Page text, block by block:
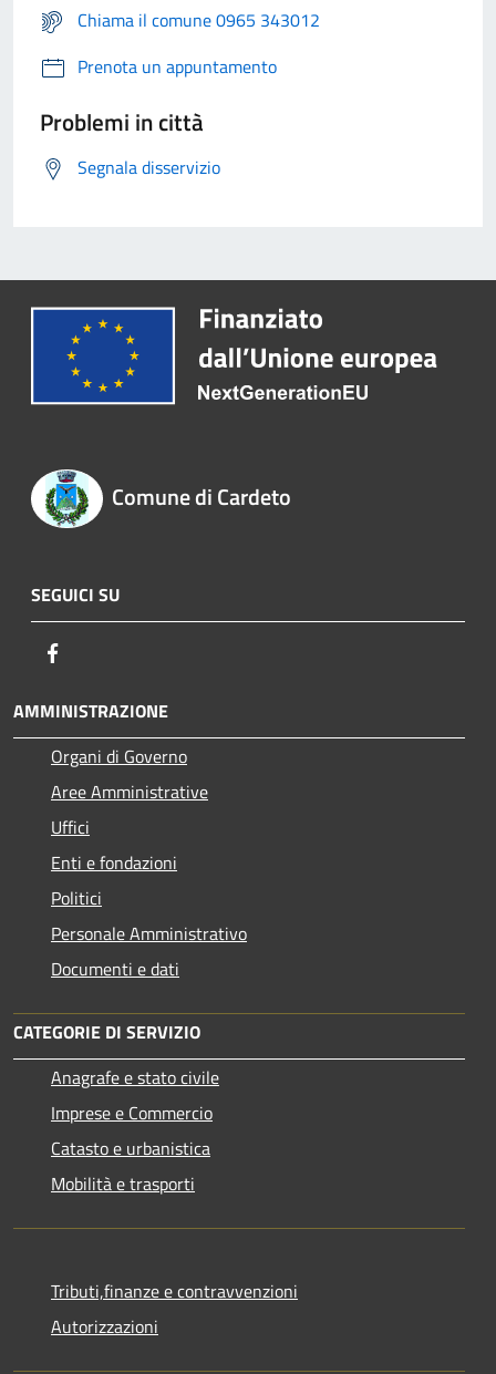
Chiama il comune 0965 343012
Prenota un appuntamento
Problemi in città
Segnala disservizio
Comune di Cardeto
SEGUICI SU
AMMINISTRAZIONE
Organi di Governo
Aree Amministrative
Uffici
Enti e fondazioni
Politici
Personale Amministrativo
Documenti e dati
CATEGORIE DI SERVIZIO
Anagrafe e stato civile
Imprese e Commercio
Catasto e urbanistica
Mobilità e trasporti
Tributi,finanze e contravvenzioni
Autorizzazioni